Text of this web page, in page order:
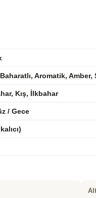
Aromatik, Amber,
Kış, İlkbahar
/ Gece
Alt